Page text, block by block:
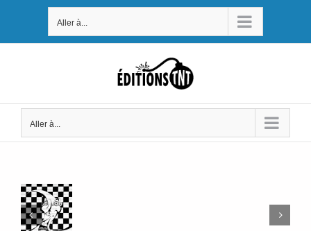
contenu
Aller à...
Aller à...